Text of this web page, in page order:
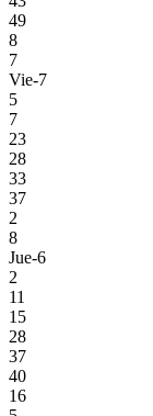
49
8
7
Vie-7
5
7
23
28
33
37
2
8
Jue-6
2
11
15
28
37
40
16